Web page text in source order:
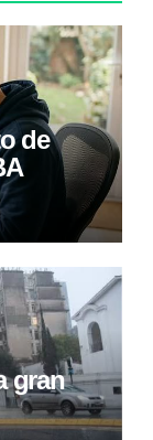
de
gran